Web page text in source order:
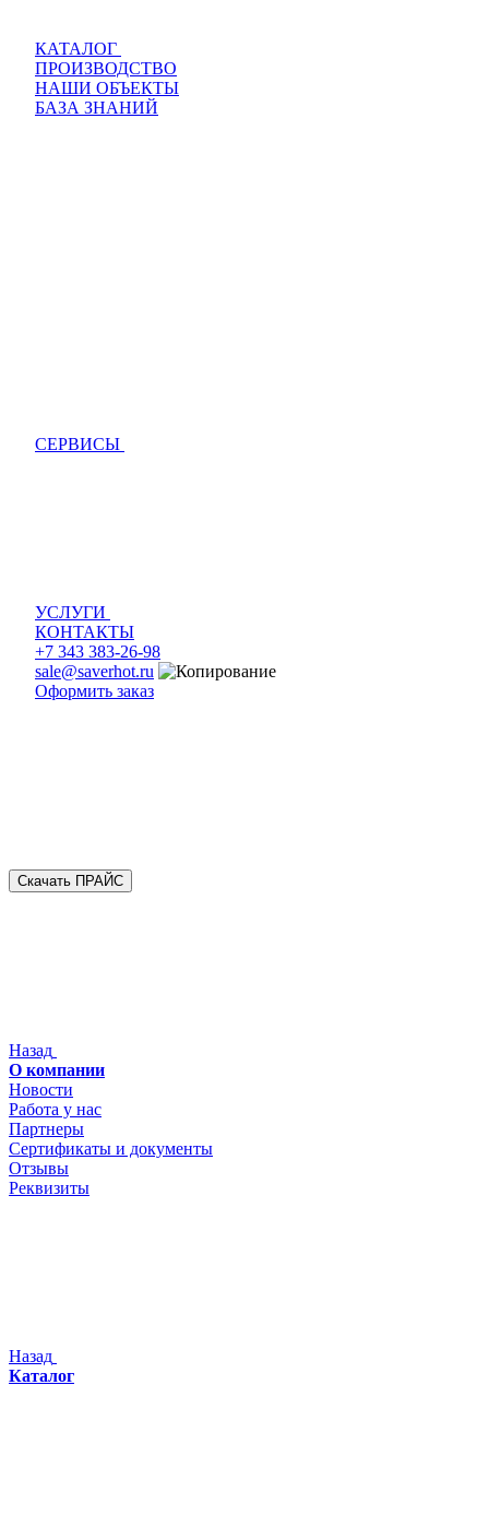
КАТАЛОГ
ПРОИЗВОДСТВО
НАШИ ОБЪЕКТЫ
БАЗА ЗНАНИЙ
СЕРВИСЫ
УСЛУГИ
КОНТАКТЫ
+7 343 383-26-98
sale@saverhot.ru
Оформить заказ
Скачать ПРАЙС
Назад
О компании
Новости
Работа у нас
Партнеры
Сертификаты и документы
Отзывы
Реквизиты
Назад
Каталог